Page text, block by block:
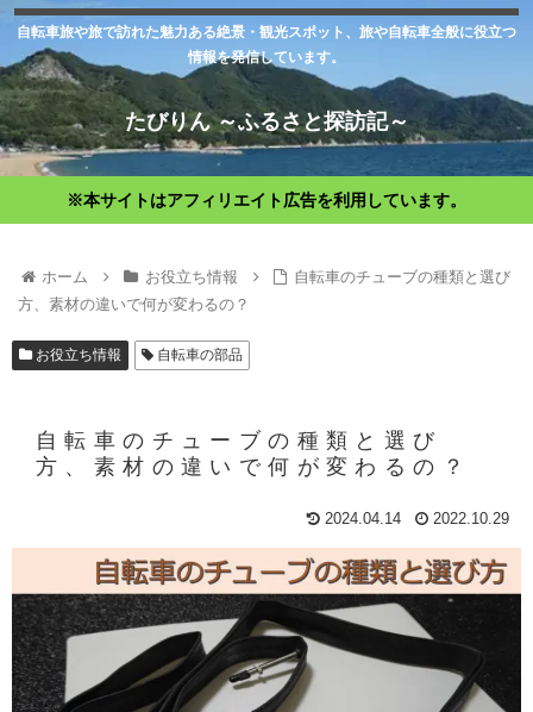
自転車旅や旅で訪れた魅力ある絶景・観光スポット、旅や自転車全般に役立つ
情報を発信しています。
たびりん ～ふるさと探訪記～
※本サイトはアフィリエイト広告を利用しています。
ホーム お役立ち情報
自転車のチューブの種類と選び
方、素材の違いで何が変わるの？
お役立ち情報 自転車の部品
自転車のチューブの種類と選び
方、素材の違いで何が変わるの？
2024.04.14 2022.10.29